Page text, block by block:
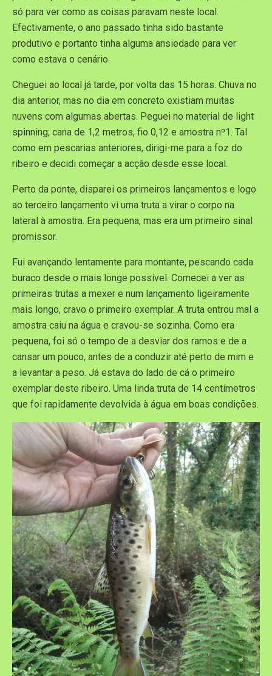
só para ver como as coisas paravam neste local.
Efectivamente, o ano passado tinha sido bastante
produtivo e portanto tinha alguma ansiedade para ver
como estava o cenário.
Cheguei ao local já tarde, por volta das 15 horas. Chuva no
dia anterior, mas no dia em concreto existiam muitas
nuvens com algumas abertas. Peguei no material de light
spinning; cana de 1,2 metros, fio 0,12 e amostra nº1. Tal
como em pescarias anteriores, dirigi-me para a foz do
ribeiro e decidi começar a acção desde esse local.
Perto da ponte, disparei os primeiros lançamentos e logo
ao terceiro lançamento vi uma truta a virar o corpo na
lateral à amostra. Era pequena, mas era um primeiro sinal
promissor.
Fui avançando lentamente para montante, pescando cada
buraco desde o mais longe possível. Comecei a ver as
primeiras trutas a mexer e num lançamento ligeiramente
mais longo, cravo o primeiro exemplar. A truta entrou mal a
amostra caiu na água e cravou-se sozinha. Como era
pequena, foi só o tempo de a desviar dos ramos e de a
cansar um pouco, antes de a conduzir até perto de mim e
a levantar a peso. Já estava do lado de cá o primeiro
exemplar deste ribeiro. Uma linda truta de 14 centímetros
que foi rapidamente devolvida à água em boas condições.